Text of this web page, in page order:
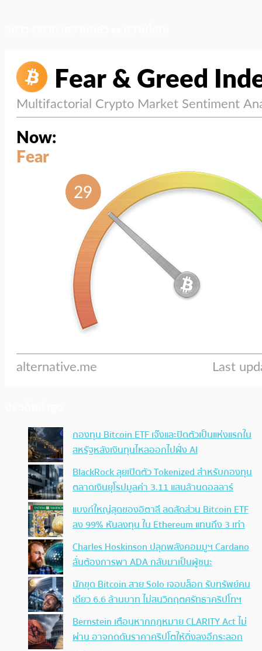
กองทุน Bitcoin ETF เจ๊งและปิดตัวเป็นแห่งแรกใน
สหรัฐหลังเงินทุนไหลออกไปฝั่ง AI
BlackRock ลุยเปิดตัว Tokenized สำหรับกองทุน
ตลาดเงินยุโรปมูลค่า 3.11 แสนล้านดอลลาร์
แบงก์ใหญ่สุดของอิตาลี ลดสัดส่วน Bitcoin ETF
ลง 99% หันลงทุน ใน Ethereum แทนถึง 3 เท่า
Charles Hoskinson ปลุกพลังคอมมูฯ Cardano
ลั่นต้องการพา ADA กลับมาเป็นผู้ชนะ
นักขุด Bitcoin สาย Solo เจอบล็อก รับทรัพย์คน
เดียว 6.6 ล้านบาท ไม่สนวิกฤตศรัทธาคริปโทฯ
Bernstein เตือนหากกฎหมาย CLARITY Act ไม่
ผ่าน อาจกดดันราคาคริปโตให้ดิ่งลงอีกระลอก